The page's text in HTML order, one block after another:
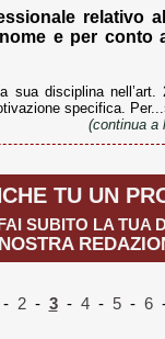
relativo
e per
sua disciplina
specifica.
(continua a
TU UN
SUBITO LA TUA
NOSTRA
- 2 - 3 - 4 - 5 - 6